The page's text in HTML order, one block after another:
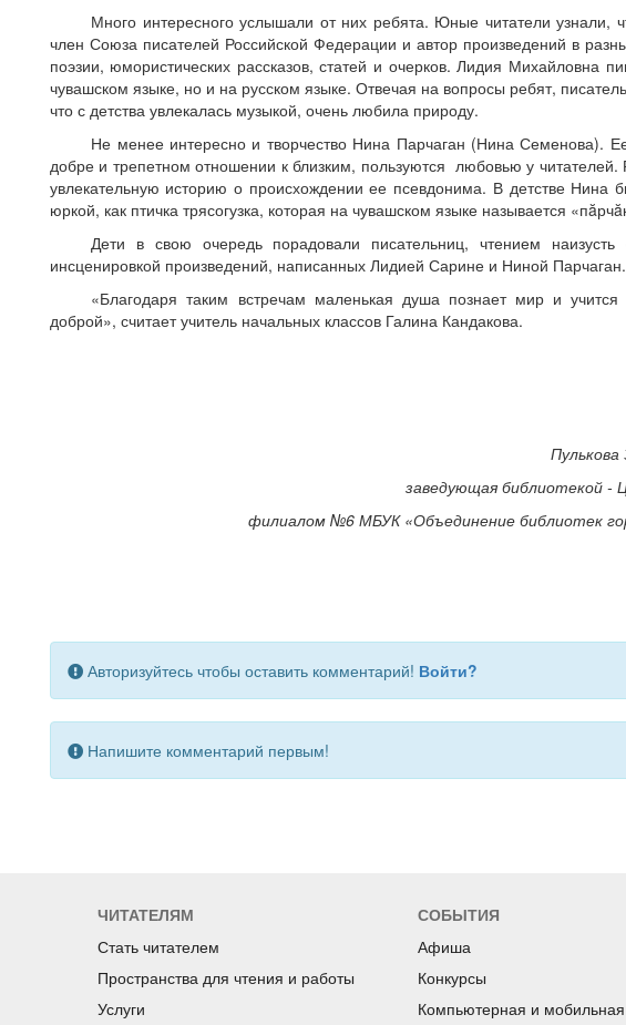
Много интересного услышали от них ребята. Юные читатели узнали,
член Союза писателей Российской Федерации и автор произведений в
поэзии, юмористических рассказов, статей и очерков. Лидия Михайловна
чувашском языке, но и на русском языке. Отвечая на вопросы ребят,
что с детства увлекалась музыкой, очень любила природу.
Не менее интересно и творчество Нина Парчаган (Нина Семенова).
добре и трепетном отношении к близким, пользуются любовью у читателей.
увлекательную историю о происхождении ее псевдонима. В детстве Нина
юркой, как птичка трясогузка, которая на чувашском языке называется
Дети в свою очередь порадовали писательниц, чтением наизусть
инсценировкой произведений, написанных Лидией Сарине и Ниной Парчаган.
«Благодаря таким встречам маленькая душа познает мир и
доброй», считает учитель начальных классов Галина Кандакова.
Пулькова
заведующая библиотекой -
филиалом №6 МБУК «Объединение библиотек
Авторизуйтесь чтобы оставить комментарий! Войти?
Напишите комментарий первым!
ЧИТАТЕЛЯМ
Стать читателем
Пространства для чтения и работы
Услуги
СОБЫТИЯ
Афиша
Конкурсы
Компьютерная и мобильная